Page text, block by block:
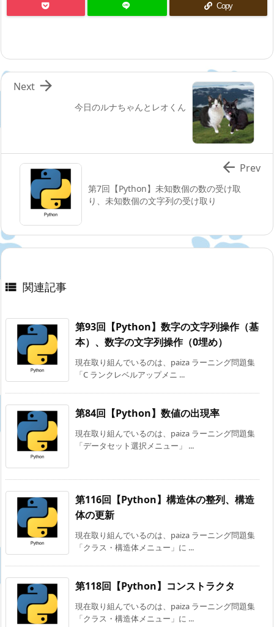
Copy
今日のルナちゃんとレオくん

Next
第7回【Python】未知数個の数の受け取
り、未知数個の文字列の受け取り
 Prev
 関連記事
第93回【Python】数字の文字列操作（基
本）、数字の文字列操作（0埋め）
現在取り組んでいるのは、paiza ラーニング問題集
「C ランクレベルアップメニ ...
第84回【Python】数値の出現率
現在取り組んでいるのは、paiza ラーニング問題集
「データセット選択メニュー」 ...
第116回【Python】構造体の整列、構造
体の更新
現在取り組んでいるのは、paiza ラーニング問題集
「クラス・構造体メニュー」に ...
第118回【Python】コンストラクタ
現在取り組んでいるのは、paiza ラーニング問題集
「クラス・構造体メニュー」に ...